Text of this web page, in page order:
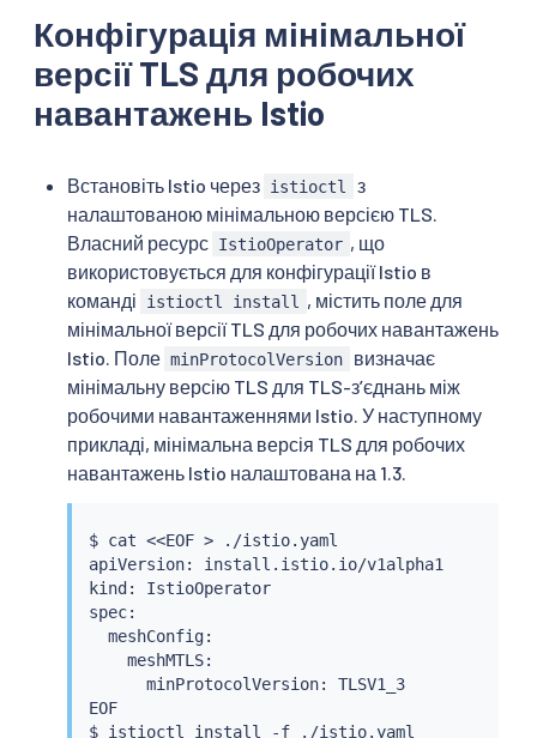
Конфігурація мінімальної
версії TLS для робочих
навантажень Istio
Встановіть Istio через istioctl
з
налаштованою мінімальною версією TLS.
Власний ресурс IstioOperator , що
використовується для конфігурації Istio в
команді
istioctl install
, містить поле для
мінімальної версії TLS для робочих навантажень
Istio. Поле minProtocolVersion
визначає
мінімальну версію TLS для TLS-зʼєднань між
робочими навантаженнями Istio. У наступному
прикладі, мінімальна версія TLS для робочих
навантажень Istio налаштована на 1.3.
$ cat <<EOF > ./istio.yaml
apiVersion: install.istio.io/v1alpha1
kind: IstioOperator
spec:
  meshConfig:
    meshMTLS:
      minProtocolVersion: TLSV1_3
EOF
$ istioctl install